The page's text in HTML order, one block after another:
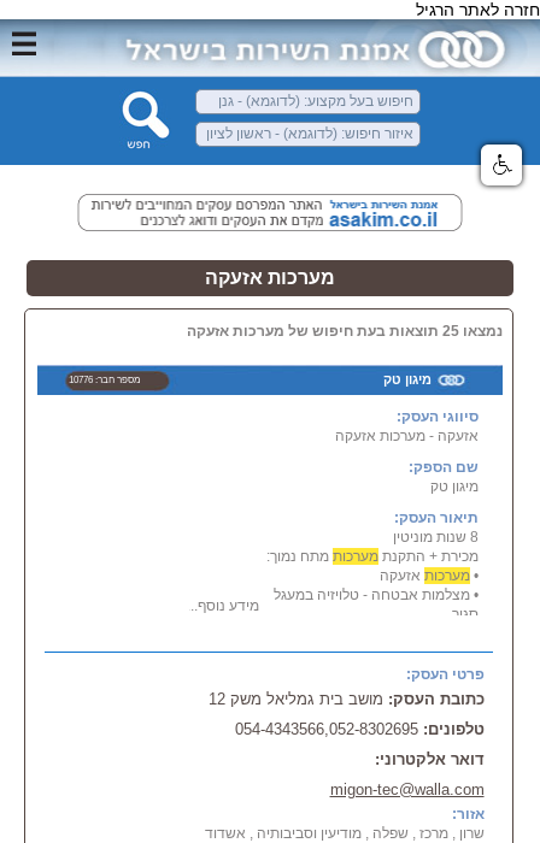
חזרה לאתר הרגיל
מערכות אזעקה
נמצאו 25 תוצאות בעת חיפוש של מערכות אזעקה
מיגון טק מספר חבר: 10776
סיווגי העסק:
אזעקה - מערכות אזעקה
שם הספק:
מיגון טק
תיאור העסק:
8 שנות מוניטין
מכירת + התקנת מערכותמתח נמוך:
• מערכותאזעקה
• מצלמות אבטחה - טלויזיה במעגל
סגור
• אינטרקום
•מערכותגילוי אש
בין לקוחותינו: מועצות אזוריות חבל
יבנה, באר טוביה, גזר..
אזו רמתן שרות: מאשקלון עד רעננה
ועד מודיעין במזרח
מידע נוסף...
פרטי העסק:
כתובת העסק: מושב בית גמליאל משק 12
טלפונים:054-4343566,052-8302695
דואר אלקטרוני:
migon-tec@walla.com
אזור:
שרון , מרכז , שפלה , מודיעין וסביבותיה , אשדוד